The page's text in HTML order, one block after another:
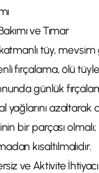
ve Tımar
tüy,
fırçalama, ölü
günlük
yağlarını azaltarak
bir parçası
kısaltılmalıdır.
ve Aktivite İhtiyacı